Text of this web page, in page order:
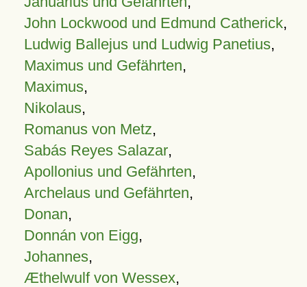
John Lockwood und Edmund Catherick,
Ludwig Ballejus und Ludwig Panetius,
Maximus und Gefährten,
Maximus,
Nikolaus,
Romanus von Metz,
Sabás Reyes Salazar,
Apollonius und Gefährten,
Archelaus und Gefährten,
Donan,
Donnán von Eigg,
Johannes,
Æthelwulf von Wessex,